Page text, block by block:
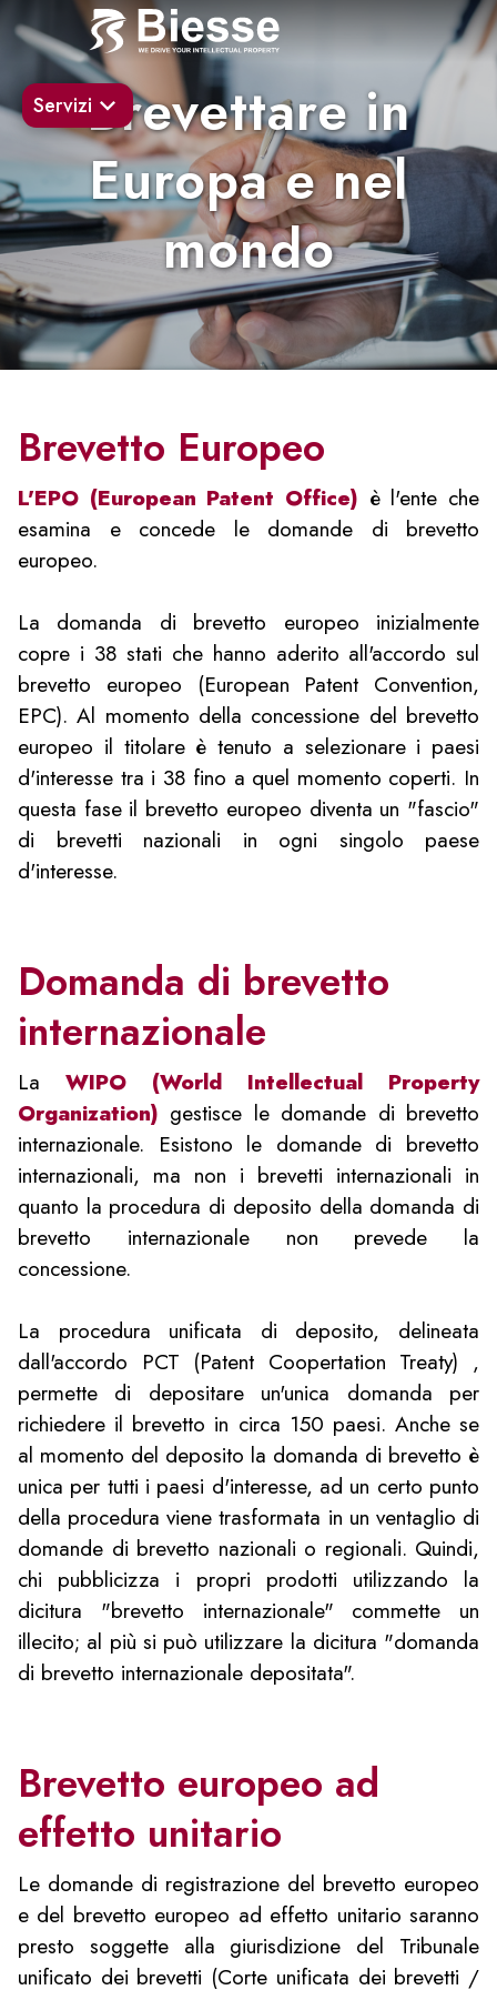
Brevettare in
Europa e nel
mondo
Brevetto Europeo
L'EPO (European Patent Office) è l'ente che
esamina e concede le domande di brevetto
europeo.
La domanda di brevetto europeo inizialmente
copre i 38 stati che hanno aderito all'accordo sul
brevetto europeo (European Patent Convention,
EPC). Al momento della concessione del brevetto
europeo il titolare è tenuto a selezionare i paesi
d'interesse tra i 38 fino a quel momento coperti. In
questa fase il brevetto europeo diventa un "fascio"
di brevetti nazionali in ogni singolo paese
d'interesse.
Domanda di brevetto
internazionale
La WIPO (World Intellectual Property
Organization) gestisce le domande di brevetto
internazionale. Esistono le domande di brevetto
internazionali, ma non i brevetti internazionali in
quanto la procedura di deposito della domanda di
brevetto internazionale non prevede la
concessione.
La procedura unificata di deposito, delineata
dall'accordo PCT (Patent Coopertation Treaty) ,
permette di depositare un'unica domanda per
richiedere il brevetto in circa 150 paesi. Anche se
al momento del deposito la domanda di brevetto è
unica per tutti i paesi d'interesse, ad un certo punto
della procedura viene trasformata in un ventaglio di
domande di brevetto nazionali o regionali. Quindi,
chi pubblicizza i propri prodotti utilizzando la
dicitura "brevetto internazionale" commette un
illecito; al più si può utilizzare la dicitura "domanda
di brevetto internazionale depositata".
Brevetto europeo ad
effetto unitario
Le domande di registrazione del brevetto europeo
e del brevetto europeo ad effetto unitario saranno
presto soggette alla giurisdizione del Tribunale
unificato dei brevetti (Corte unificata dei brevetti /
Servizi